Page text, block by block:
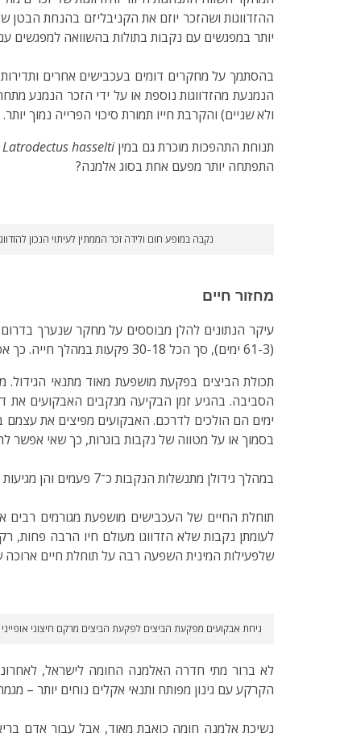
יותר במפגשים עם נקבות בתולות בהשוואה למפגשים
בהסתמך על מחקרים דומים בעכבישים אחרים ותדירות
ולא שניים) והקרבת חייו תמורת סיכוי הפרייה נמוך יותר.
תנוחת התהפכות מוכרת גם במיןLatrodectus hasselti
התפתחה יותר מפעם אחת בסוג אלמנה?
נקבה במופע חום ולידה זכר הממתין לעיתוי הנכון
מחזור חיים
(61-3 ימים), סך הכל 30-18 פקעות במהלך חייה. כך אפשר למצוא נקבה שומרת על מספר פקעות בגילאים שונים. פקעות הביצים מיוצרות על הרוב בלילה בתהליך רב־שלבי הלוקח 4-3 שעות.
הסביבה. בהגיע זמן הבקיעה מנקבים האבקועים
בסמוך או על מטווה של נקבות בוגרות, כך שאי אפשר
במהלך גידולן מתנשלות הנקבות כ־7 פעמים והן מגיעות לבגרות לאחר כ־24 שבועות. הזכרים מתנשלים רק כ־3 פעמים ומגיעים לבגרות לאחר כ־5 וחצי שבועות.
שלפעילות המינית השפעה רבה על תוחלת חיים
גיחת אבקועים מפקעת הביצים לפקעת הביצים מרקם חיצוני אופייני
לא ברור מתי חדרה האלמנה החומה לישראל,
הקרקע עם גינון מפותח ותנאי אקלים נוחים יותר –
נשיכת אלמנה חומה כואבת מאוד, אבל עבור אדם